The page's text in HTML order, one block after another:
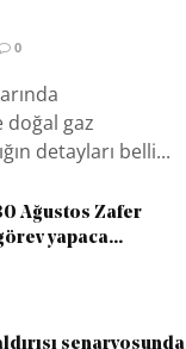
0
gaz
detayları belli...
Ağustos Zafer
yapaca...
senaryosunda